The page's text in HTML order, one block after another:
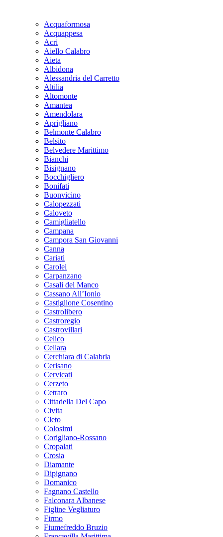
Acquaformosa
Acquappesa
Acri
Aiello Calabro
Aieta
Albidona
Alessandria del Carretto
Altilia
Altomonte
Amantea
Amendolara
Aprigliano
Belmonte Calabro
Belsito
Belvedere Marittimo
Bianchi
Bisignano
Bocchigliero
Bonifati
Buonvicino
Calopezzati
Caloveto
Camigliatello
Campana
Campora San Giovanni
Canna
Cariati
Carolei
Carpanzano
Casali del Manco
Cassano All’Ionio
Castiglione Cosentino
Castrolibero
Castroregio
Castrovillari
Celico
Cellara
Cerchiara di Calabria
Cerisano
Cervicati
Cerzeto
Cetraro
Cittadella Del Capo
Civita
Cleto
Colosimi
Corigliano-Rossano
Cropalati
Crosia
Diamante
Dipignano
Domanico
Fagnano Castello
Falconara Albanese
Figline Vegliaturo
Firmo
Fiumefreddo Bruzio